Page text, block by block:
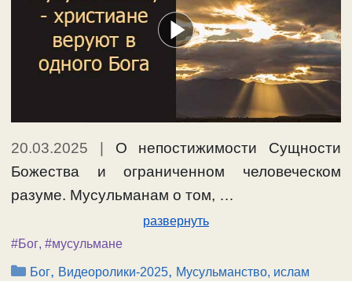
20.03.2025
О непостижимости Сущности
Божества и ограниченном человеческом
разуме. Мусульманам о том, …
развернуть
#Бог, #мусульмане
Рубрики
Бог, Видеоролики-2025, Мусульманство, ислам